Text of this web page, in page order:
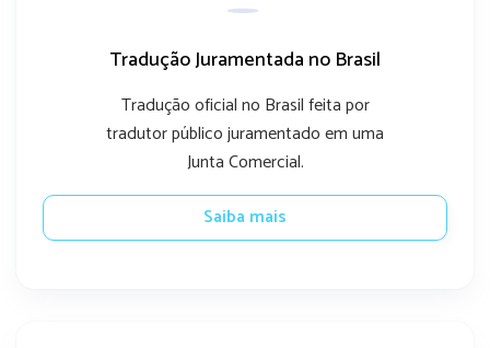
Tradução Juramentada no Brasil
Tradução oficial no Brasil feita por
tradutor público juramentado em uma
Junta Comercial.
Saiba mais